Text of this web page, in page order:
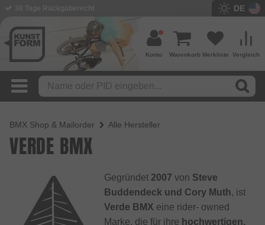
DE
Vergleich
Merkliste
Warenkorb
Konto
BMX Shop & Mailorder Alle Hersteller
VERDE BMX
Gegründet 2007 von Steve
Buddendeck und Cory Muth, ist
Verde BMX eine rider- owned
Marke, die für ihre hochwertigen,